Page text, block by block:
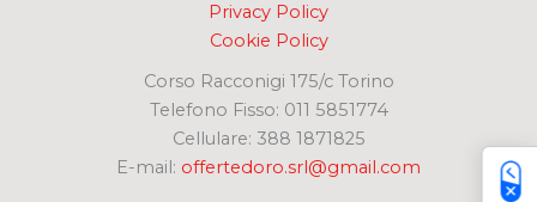
Privacy Policy
Cookie Policy
Corso Racconigi 175/c Torino
Telefono Fisso: 011 5851774
Cellulare: 388 1871825
E-mail: offertedoro.srl@gmail.com